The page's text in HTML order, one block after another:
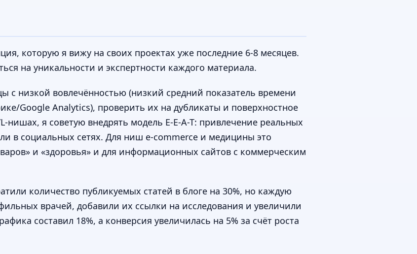
которую я вижу на своих проектах уже последние 6-8 месяцев.
на уникальности и экспертности каждого материала.
с низкой вовлечённостью (низкий средний показатель времени
Google Analytics), проверить их на дубликаты и поверхностное
я советую внедрять модель E-E-A-T: привлечение реальных
в социальных сетях. Для ниш e-commerce и медицины это
и «здоровья» и для информационных сайтов с коммерческим
количество публикуемых статей в блоге на 30%, но каждую
врачей, добавили их ссылки на исследования и увеличили
составил 18%, а конверсия увеличилась на 5% за счёт роста